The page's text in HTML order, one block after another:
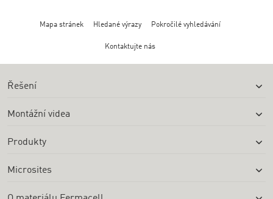
Mapa stránek Hledané výrazy Pokročilé vyhledávání
Kontaktujte nás
Řešení
Montážní videa
Produkty
Microsites